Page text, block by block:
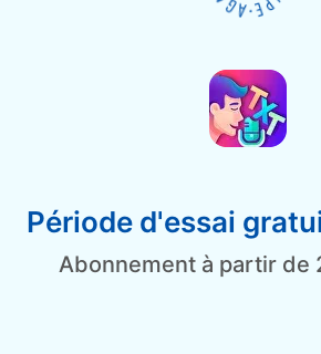
Période d'essai
Abonnement à partir de